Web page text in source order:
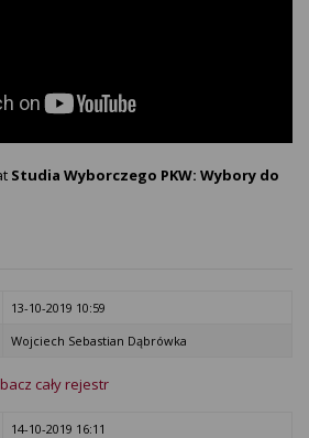
Studia Wyborczego PKW: Wybory do
13-10-2019 10:59
Wojciech Sebastian Dąbrówka
cały rejestr
14-10-2019 16:11